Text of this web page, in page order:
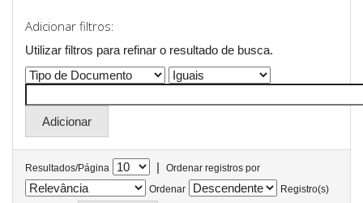
Adicionar filtros:
Utilizar filtros para refinar o resultado de busca.
Resultados/Página |
Ordenar registros por
Ordenar
Registro(s)